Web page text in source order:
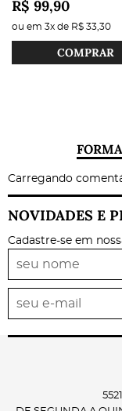
R$ 99,90
ou em 3x de R$ 33,30
COMPRAR
Carregando
NOVIDADES E
Cadastre-se em